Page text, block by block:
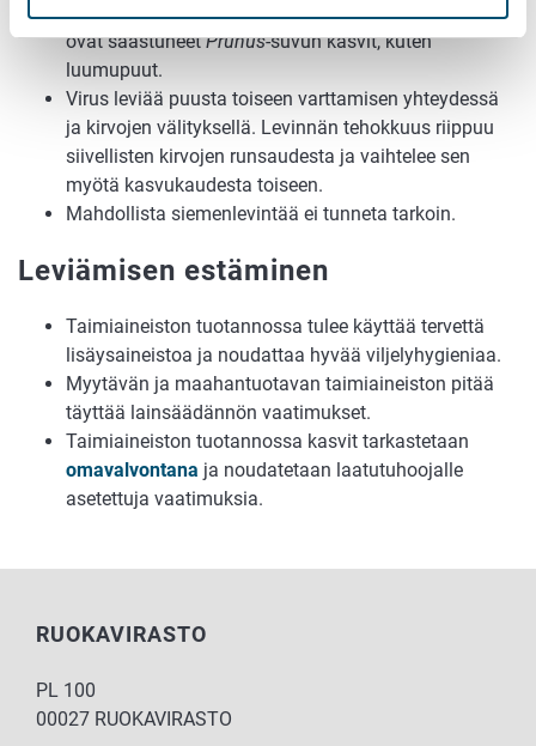
Luumun rokkoviruksen tärkeimpinä tartuntalähteinä
ovat saastuneetPrunus-suvun kasvit, kuten
luumupuut.
Virus leviää puusta toiseen varttamisen yhteydessä
ja kirvojen välityksellä. Levinnän tehokkuus riippuu
siivellisten kirvojen runsaudesta ja vaihtelee sen
myötä kasvukaudesta toiseen.
Mahdollista siemenlevintää ei tunneta tarkoin.
Leviämisen estäminen
Taimiaineiston tuotannossa tulee käyttää tervettä
lisäysaineistoa ja noudattaa hyvää viljelyhygieniaa.
Myytävän ja maahantuotavan taimiaineiston pitää
täyttää lainsäädännön vaatimukset.
Taimiaineiston tuotannossa kasvit tarkastetaan
omavalvontana ja noudatetaan laatutuhoojalle
asetettuja vaatimuksia.
RUOKAVIRASTO
PL 100
00027 RUOKAVIRASTO